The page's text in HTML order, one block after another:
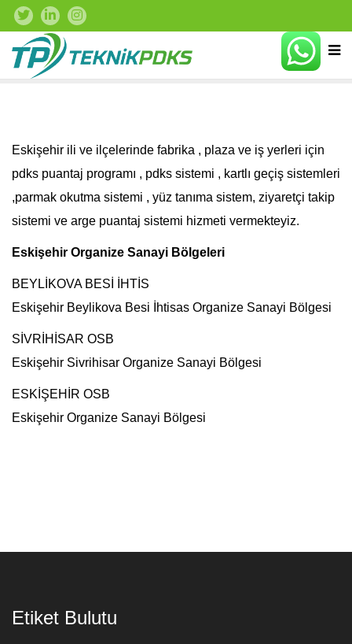
Eskişehir ili ve ilçelerinde fabrika , plaza ve iş yerleri için
pdks puantaj programı , pdks sistemi , kartlı geçiş sistemleri
,parmak okutma sistemi , yüz tanıma sistem, ziyaretçi takip
sistemi ve arge puantaj sistemi hizmeti vermekteyiz.
Eskişehir Organize Sanayi Bölgeleri
BEYLİKOVA BESİ İHTİS
Eskişehir Beylikova Besi İhtisas Organize Sanayi Bölgesi
SİVRİHİSAR OSB
Eskişehir Sivrihisar Organize Sanayi Bölgesi
ESKİŞEHİR OSB
Eskişehir Organize Sanayi Bölgesi
Etiket Bulutu